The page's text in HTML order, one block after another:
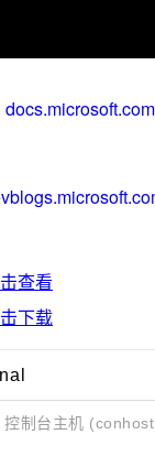
docs.microsoft.com
查看
下载
制台主机